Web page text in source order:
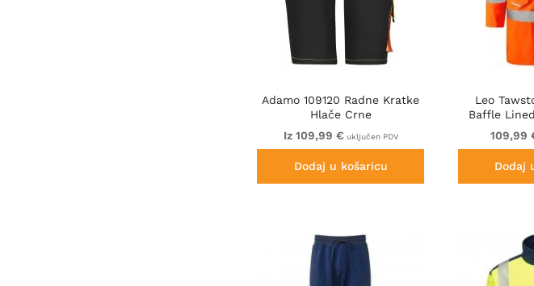
Adamo 109120 Radne Kratke
Hlače Crne
Iz 109,99 € uključen PDV
Dodaj u košaricu
Leo
Baffle
109,99
Dodaj